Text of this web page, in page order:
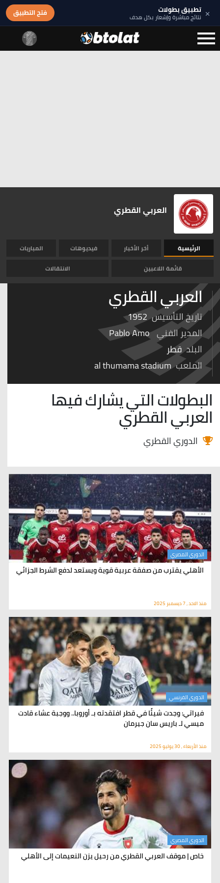
× تطبيق بطولات
نتائج مباشرة وإشعار بكل هدف فتح التطبيق
العربي القطري
الرئيسية أخر الأخبار فيديوهات
المباريات
قائمة اللاعبين
الانتقالات
العربي القطري
تاريخ التأسيس1952
المدير الفني Pablo Amo
البلدقطر
الملعبal thumama stadium
البطولات التي يشارك فيها
العربي القطري
الدوري القطري
الأهلي يقترب من صفقة عربية قوية ويستعد لدفع الشرط الجزائي
الدوري المصري
منذ الاحد , 7 ديسمبر 2025
فيراتي: وجدت شيئًا في قطر افتقدته بـ أوروبا.. ووجبة عشاء قادت
ميسي لـ باريس سان جيرمان
الدوري الفرنسي
منذ الأربعاء , 30 يوليو 2025
خاص | موقف العربي القطري من رحيل يزن النعيمات إلى الأهلي
الدوري المصري